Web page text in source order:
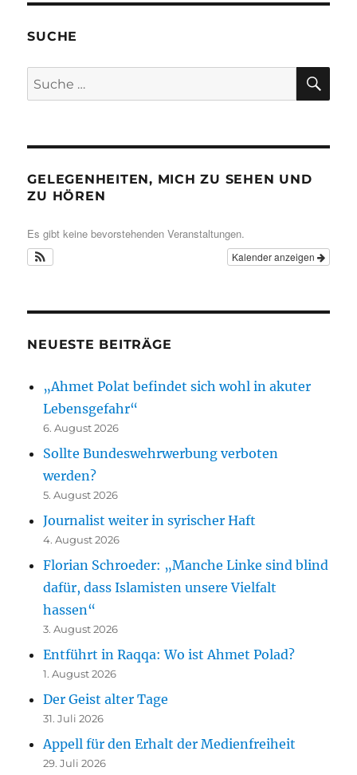
SUCHE
Suche
nach:
GELEGENHEITEN, MICH ZU SEHEN UND
ZU HÖREN
Es gibt keine bevorstehenden Veranstaltungen.
Kalender anzeigen
NEUESTE BEITRÄGE
„Ahmet Polat befindet sich wohl in akuter
Lebensgefahr“
6. August 2026
Sollte Bundeswehrwerbung verboten
werden?
5. August 2026
Journalist weiter in syrischer Haft
4. August 2026
Florian Schroeder: „Manche Linke sind blind
dafür, dass Islamisten unsere Vielfalt
hassen“
3. August 2026
Entführt in Raqqa: Wo ist Ahmet Polad?
1. August 2026
Der Geist alter Tage
31. Juli 2026
Appell für den Erhalt der Medienfreiheit
29. Juli 2026